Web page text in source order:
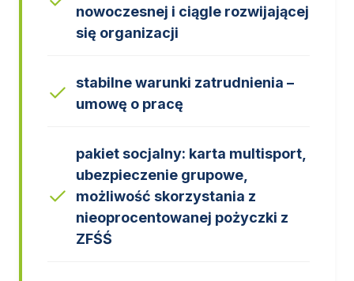
nowoczesnej i ciągle rozwijającej
się organizacji
stabilne warunki zatrudnienia –
umowę o pracę
pakiet socjalny: karta multisport,
ubezpieczenie grupowe,
możliwość skorzystania z
nieoprocentowanej pożyczki z
ZFŚŚ